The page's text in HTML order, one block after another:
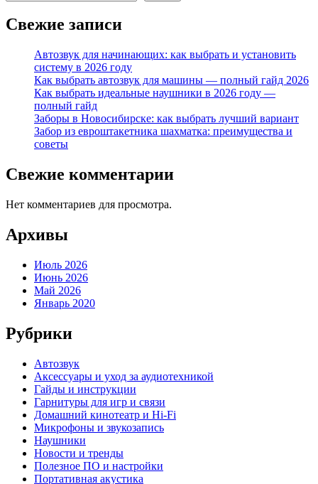
Свежие записи
Автозвук для начинающих: как выбрать и установить
систему в 2026 году
Как выбрать автозвук для машины — полный гайд 2026
Как выбрать идеальные наушники в 2026 году —
полный гайд
Заборы в Новосибирске: как выбрать лучший вариант
Забор из евроштакетника шахматка: преимущества и
советы
Свежие комментарии
Нет комментариев для просмотра.
Архивы
Июль 2026
Июнь 2026
Май 2026
Январь 2020
Рубрики
Автозвук
Аксессуары и уход за аудиотехникой
Гайды и инструкции
Гарнитуры для игр и связи
Домашний кинотеатр и Hi-Fi
Микрофоны и звукозапись
Наушники
Новости и тренды
Полезное ПО и настройки
Портативная акустика